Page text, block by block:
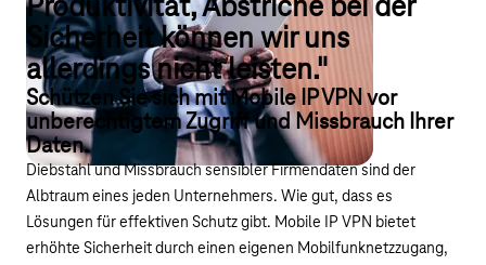
Produktivität, Abstriche bei der
Sicherheit können wir uns
allerdings nicht leisten."
Schützen Sie sich mit Mobile IP VPN vor
unberechtigtem Zugriff und Missbrauch Ihrer
Daten.
Diebstahl und Missbrauch sensibler Firmendaten sind der
Albtraum eines jeden Unternehmers. Wie gut, dass es
Lösungen für effektiven Schutz gibt. Mobile IP VPN bietet
erhöhte Sicherheit durch einen eigenen Mobilfunknetzzugang,